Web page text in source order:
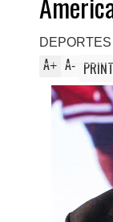
DEPORTES
A+ A- PRINT